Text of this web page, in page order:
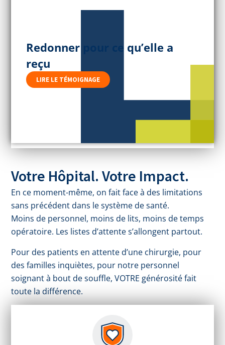
Redonner pour ce qu’elle a
reçu
LIRE LE TÉMOIGNAGE
Votre Hôpital. Votre Impact.
En ce moment-même, on fait face à des limitations
sans précédent dans le système de santé.
Moins de personnel, moins de lits, moins de temps
opératoire. Les listes d’attente s’allongent partout.
Pour des patients en attente d’une chirurgie, pour
des familles inquiètes, pour notre personnel
soignant à bout de souffle, VOTRE générosité fait
toute la différence.